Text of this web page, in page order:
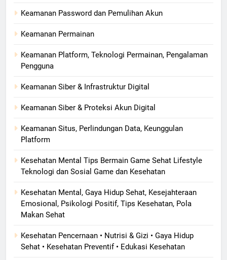
Keamanan Password dan Pemulihan Akun
Keamanan Permainan
Keamanan Platform, Teknologi Permainan, Pengalaman
Pengguna
Keamanan Siber & Infrastruktur Digital
Keamanan Siber & Proteksi Akun Digital
Keamanan Situs, Perlindungan Data, Keunggulan
Platform
Kesehatan Mental Tips Bermain Game Sehat Lifestyle
Teknologi dan Sosial Game dan Kesehatan
Kesehatan Mental, Gaya Hidup Sehat, Kesejahteraan
Emosional, Psikologi Positif, Tips Kesehatan, Pola
Makan Sehat
Kesehatan Pencernaan • Nutrisi & Gizi • Gaya Hidup
Sehat • Kesehatan Preventif • Edukasi Kesehatan